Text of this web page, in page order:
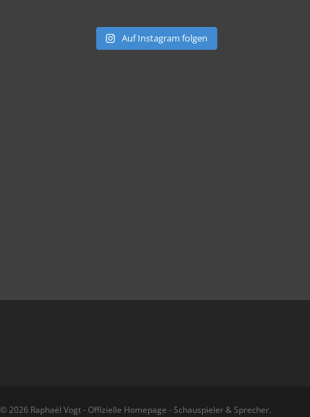
Auf Instagram folgen
© 2026 Raphaël Vogt - Offizielle Homepage - Schauspieler & Sprecher.